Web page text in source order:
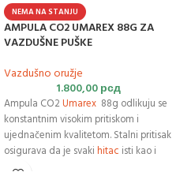
NEMA NA STANJU
AMPULA CO2 UMAREX 88G ZA
VAZDUŠNE PUŠKE
Vazdušno oružje
1.800,00рсд
Ampula CO2Umarex 88g odlikuju se
konstantnim visokim pritiskom i
ujednačenim kvalitetom. Stalni pritisak
osigurava da je svaki hitac isti kao i
prethodni.